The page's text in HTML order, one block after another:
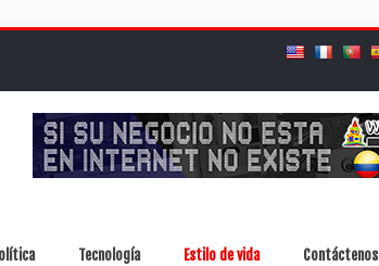
Tecnología Estilo de vida Contáctenos